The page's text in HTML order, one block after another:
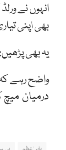
انہوں نے
بھی اپنی
یہ بھی
واضح رہے
درمیان میچ